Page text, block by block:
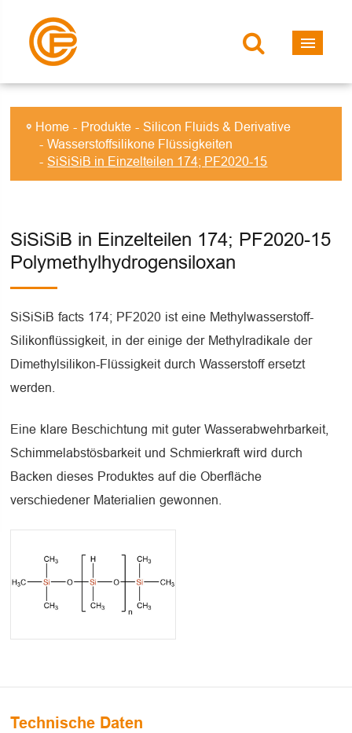
Home Produkte
Silicon Fluids & Derivative
Wasserstoffsilikone Flüssigkeiten
SiSiSiB in Einzelteilen 174; PF2020-15
SiSiSiB in Einzelteilen 174; PF2020-15
Polymethylhydrogensiloxan
SiSiSiB facts 174; PF2020 ist eine Methylwasserstoff-
Silikonflüssigkeit, in der einige der Methylradikale der
Dimethylsilikon-Flüssigkeit durch Wasserstoff ersetzt
werden.
Eine klare Beschichtung mit guter Wasserabwehrbarkeit,
Schimmelabstösbarkeit und Schmierkraft wird durch
Backen dieses Produktes auf die Oberfläche
verschiedener Materialien gewonnen.
Technische Daten